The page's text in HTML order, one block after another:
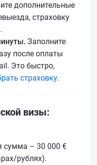
дополнительные
страховку
Заполните
после оплаты
Это быстро,
страховку.
визы:
сумма – 30 000 €
рублях).